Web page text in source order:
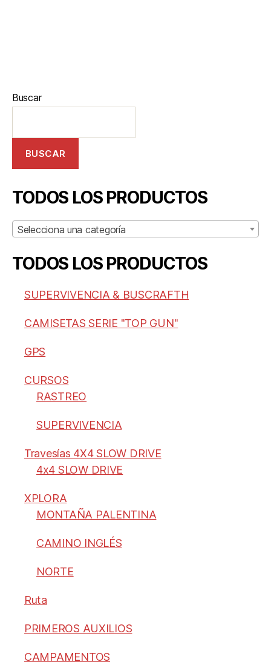
Buscar
BUSCAR
TODOS LOS PRODUCTOS
Selecciona una categoría
TODOS LOS PRODUCTOS
SUPERVIVENCIA & BUSCRAFTH
CAMISETAS SERIE "TOP GUN"
GPS
CURSOS
RASTREO
SUPERVIVENCIA
Travesías 4X4 SLOW DRIVE
4x4 SLOW DRIVE
XPLORA
MONTAÑA PALENTINA
CAMINO INGLÉS
NORTE
Ruta
PRIMEROS AUXILIOS
CAMPAMENTOS